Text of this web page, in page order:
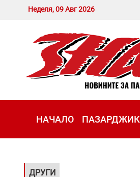
Неделя, 09 Авг 2026
НАЧАЛО ПАЗАРДЖИК
ДРУГИ